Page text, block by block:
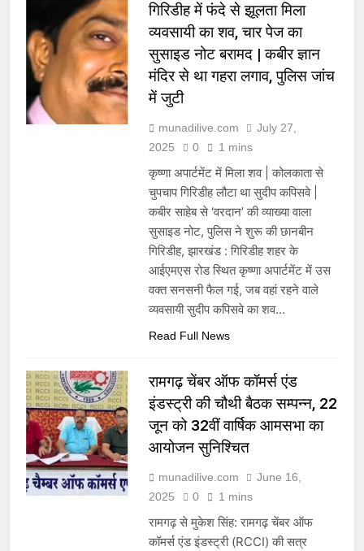
गिरिडीह में फंदे से झूलता मिला
व्यवसायी का शव, चार पेज का
सुसाइड नोट बरामद | कबीर ज्ञान
मंदिर से था गहरा लगाव, पुलिस जांच
में जुटी
munadilive.com
July 27,
2025
0 1 mins
कृष्णा अपार्टमेंट में मिला शव | कोलकाता से
चुपचाप गिरिडीह लौटा था सुदीप कपिसवे |
कबीर साहेब से ‘वरदान’ की व्याख्या वाला
सुसाइड नोट, पुलिस ने शुरू की छानबीन
गिरिडीह, झारखंड : गिरिडीह शहर के
आईएमएस रोड स्थित कृष्णा अपार्टमेंट में उस
वक्त सनसनी फैल गई, जब वहां रहने वाले
व्यवसायी सुदीप कपिसवे का शव…
Read Full News
रामगढ़ चेंबर ऑफ कॉमर्स एंड
इंडस्ट्री की चौथी बैठक सम्पन्न, 22
जून को 32वीं वार्षिक आमसभा का
आयोजन सुनिश्चित
munadilive.com
June 16,
2025
0 1 mins
रामगढ़ से मुकेश सिंह: रामगढ़ चेंबर ऑफ
कॉमर्स एंड इंडस्ट्री (RCCI) की सत्र